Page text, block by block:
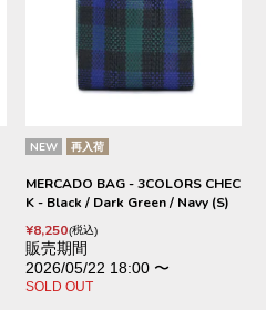
NEW 再入荷
MERCADO BAG - 3COLORS CHEC
K - Black / Dark Green / Navy (S)
¥8,250 税込
販売期間
2026/05/22 18:00 〜
SOLD OUT